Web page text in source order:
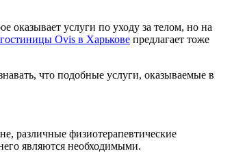
оказывает услуги по уходу за телом, но на
гостиницы Ovis в Харькове предлагает тоже
что подобные услуги, оказываемые в
различные физиотерапевтические
являются необходимыми.